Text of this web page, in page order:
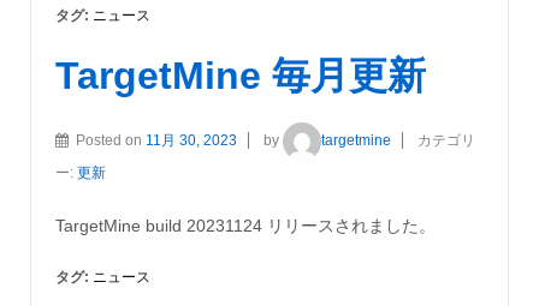
タグ: ニュース
TargetMine 毎月更新
Posted on 11月 30, 2023 by targetmine
カテゴリ
ー: 更新
TargetMine build 20231124 リリースされました。
タグ: ニュース